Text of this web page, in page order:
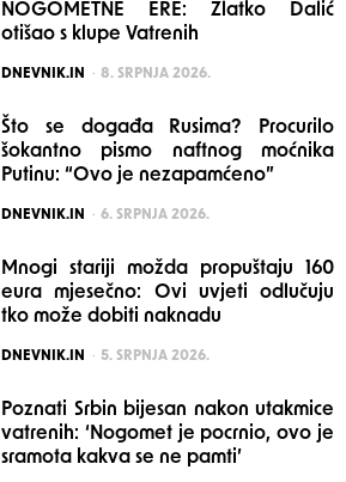
NOGOMETNE ERE: Zlatko Dalić
otišao s klupe Vatrenih
POSTED
DNEVNIK.IN 8. SRPNJA 2026.
Što se događa Rusima? Procurilo
šokantno pismo naftnog moćnika
Putinu: “Ovo je nezapamćeno”
POSTED
DNEVNIK.IN 6. SRPNJA 2026.
Mnogi stariji možda propuštaju 160
eura mjesečno: Ovi uvjeti odlučuju
tko može dobiti naknadu
POSTED
DNEVNIK.IN 5. SRPNJA 2026.
Poznati Srbin bijesan nakon utakmice
vatrenih: ‘Nogomet je pocrnio, ovo je
sramota kakva se ne pamti’